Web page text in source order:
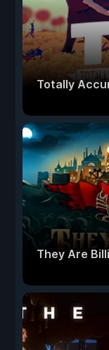
Totally
They Are